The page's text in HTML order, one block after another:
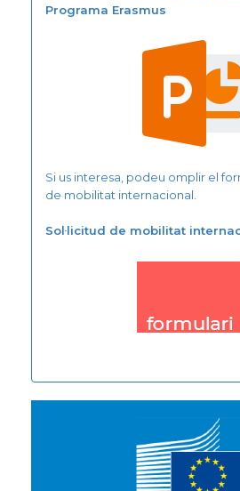
Programa Erasmus
Si us interesa, podeu omplir el
de mobilitat internacional.
Sol·licitud de mobilitat